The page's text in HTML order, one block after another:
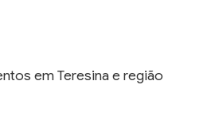
em Teresina e região